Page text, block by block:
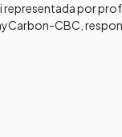
por
CBC,